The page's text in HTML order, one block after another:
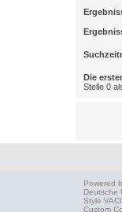
Die
Stelle 0
Powered
Deutsche
Style
Custom